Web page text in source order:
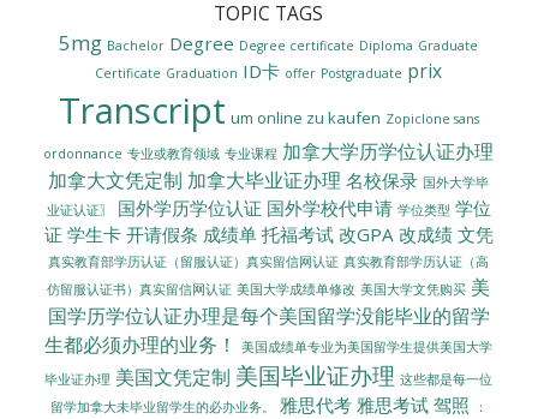
TOPIC TAGS
5mg Bachelor Degree Degree certificate Diploma Graduate
Certificate Graduation ID卡 offer Postgraduate prix
Transcript um online zu kaufen Zopiclone sans
ordonnance 专业或教育领域 专业课程 加拿大学历学位认证办理
加拿大文凭定制 加拿大毕业证办理 名校保录 国外大学毕
业证认证〗
国外学历学位认证 国外学校代申请 学位类型 学位
证 学生卡 开请假条 成绩单 托福考试 改GPA 改成绩 文凭
真实教育部学历认证（留服认证）真实留信网认证 真实教育部学历认证（高
仿留服认证书）真实留信网认证 美国大学成绩单修改 美国大学文凭购买 美
国学历学位认证办理是每个美国留学没能毕业的留学
生都必须办理的业务！
美国成绩单专业为美国留学生提供美国大学
毕业证办理 美国文凭定制 美国毕业证办理 这些都是每一位
留学加拿大未毕业留学生的必办业务。
雅思代考 雅思考试 驾照
：